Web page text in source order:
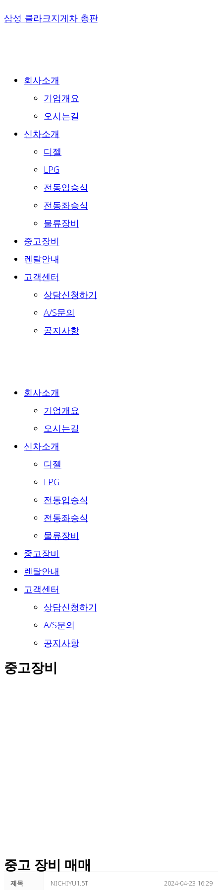
Skip
삼성 클라크지게차 총판
회사소개
기업개요
오시는길
신차소개
디젤
LPG
전동입승식
전동좌승식
물류장비
중고장비
렌탈안내
고객센터
상담신청하기
A/S문의
공지사항
회사소개
기업개요
오시는길
신차소개
디젤
LPG
전동입승식
전동좌승식
물류장비
중고장비
렌탈안내
고객센터
상담신청하기
A/S문의
공지사항
중고장비
중고 장비 매매
제목 NICHIYU1.5T 2024-04-23 16:29